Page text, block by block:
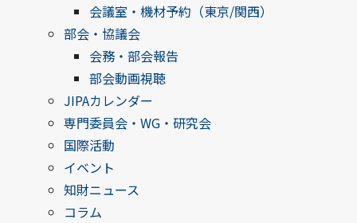
会議室・機材予約（東京/関西）
部会・協議会
会務・部会報告
部会動画視聴
JIPAカレンダー
専門委員会・WG・研究会
国際活動
イベント
知財ニュース
コラム